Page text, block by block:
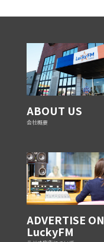
ABOUT US
会社概要
ADVERTISE ON
LuckyFM